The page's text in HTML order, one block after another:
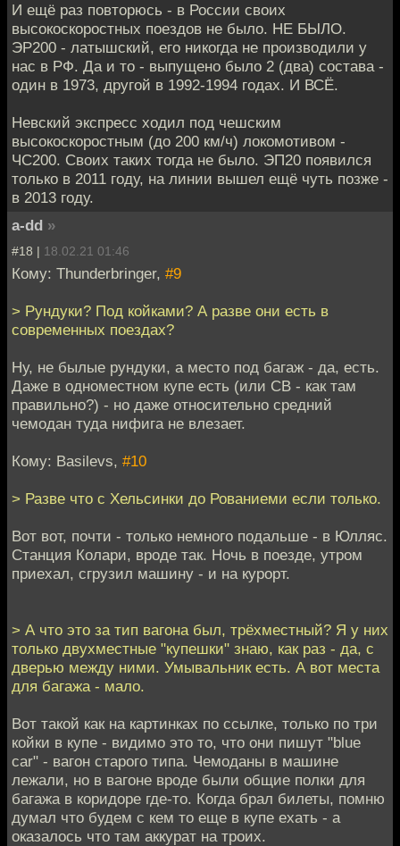
И ещё раз повторюсь - в России своих
высокоскоростных поездов не было. НЕ БЫЛО.
ЭР200 - латышский, его никогда не производили у
нас в РФ. Да и то - выпущено было 2 (два) состава -
один в 1973, другой в 1992-1994 годах. И ВСЁ.
Невский экспресс ходил под чешским
высокоскоростным (до 200 км/ч) локомотивом -
ЧС200. Своих таких тогда не было. ЭП20 появился
только в 2011 году, на линии вышел ещё чуть позже -
в 2013 году.
a-dd »
#18 | 18.02.21 01:46
Кому: Thunderbringer, #9
> Рундуки? Под койками? А разве они есть в
современных поездах?
Ну, не былые рундуки, а место под багаж - да, есть.
Даже в одноместном купе есть (или СВ - как там
правильно?) - но даже относительно средний
чемодан туда нифига не влезает.
Кому: Basilevs, #10
> Разве что с Хельсинки до Рованиеми если только.
Вот вот, почти - только немного подальше - в Юлляс.
Станция Колари, вроде так. Ночь в поезде, утром
приехал, сгрузил машину - и на курорт.
> А что это за тип вагона был, трёхместный? Я у них
только двухместные "купешки" знаю, как раз - да, с
дверью между ними. Умывальник есть. А вот места
для багажа - мало.
Вот такой как на картинках по ссылке, только по три
койки в купе - видимо это то, что они пишут "blue
car" - вагон старого типа. Чемоданы в машине
лежали, но в вагоне вроде были общие полки для
багажа в коридоре где-то. Когда брал билеты, помню
думал что будем с кем то еще в купе ехать - а
оказалось что там аккурат на троих.